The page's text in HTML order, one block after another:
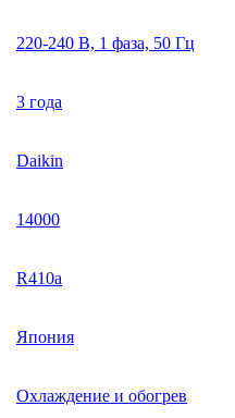
220-240 В, 1 фаза, 50 Гц
3 года
Daikin
14000
R410a
Япония
Охлаждение и обогрев